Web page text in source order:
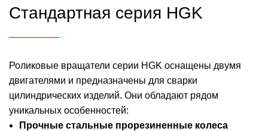
Стандартная серия HGK
Роликовые вращатели серии HGK оснащены двумя
двигателями и предназначены для сварки
цилиндрических изделий. Они обладают рядом
уникальных особенностей:
Прочные стальные прорезиненные колеса